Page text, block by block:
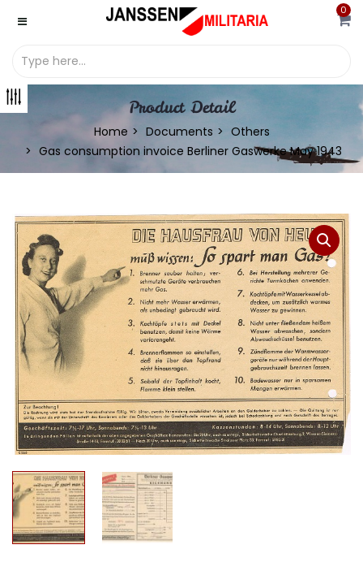
0
Product Detail
Home Documents
Others
Gas consumption invoice Berliner Gaswerke May 1943